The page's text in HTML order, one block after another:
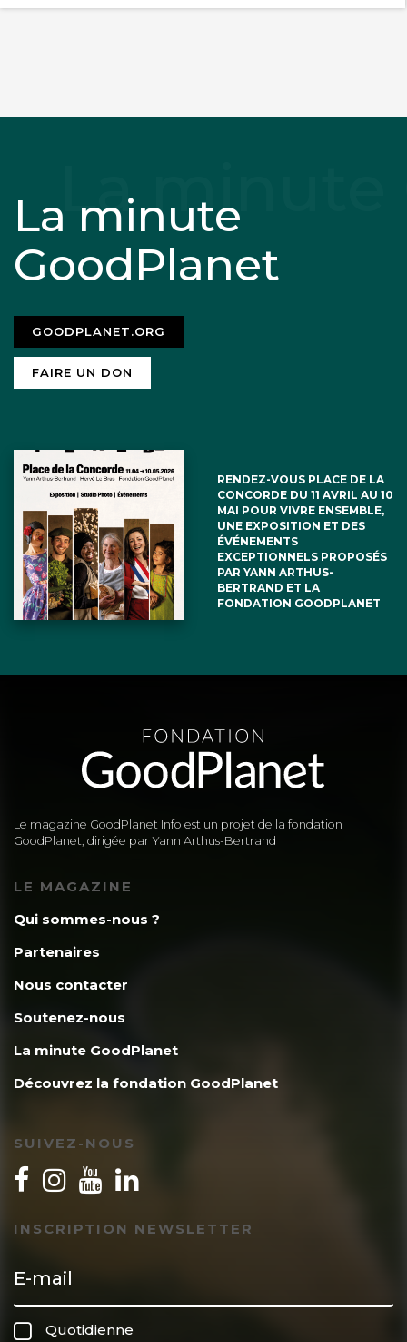
La minute
GoodPlanet
GOODPLANET.ORG
FAIRE UN DON
RENDEZ-VOUS PLACE DE LA
CONCORDE DU 11 AVRIL AU 10
MAI POUR VIVRE ENSEMBLE,
UNE EXPOSITION ET DES
ÉVÉNEMENTS
EXCEPTIONNELS PROPOSÉS
PAR YANN ARTHUS-
BERTRAND ET LA
FONDATION GOODPLANET
Le magazine GoodPlanet Info est un projet de la fondation
GoodPlanet, dirigée par Yann Arthus-Bertrand
LE MAGAZINE
Qui sommes-nous ?
Partenaires
Nous contacter
Soutenez-nous
La minute GoodPlanet
Découvrez la fondation GoodPlanet
SUIVEZ-NOUS
INSCRIPTION NEWSLETTER
Quotidienne